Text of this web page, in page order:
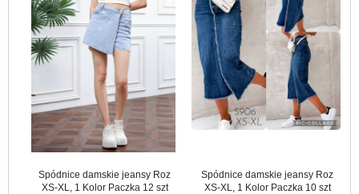
Spódnice damskie jeansy Roz
XS-XL, 1 Kolor Paczka 12 szt
Spódnice damskie jeansy Roz
XS-XL, 1 Kolor Paczka 10 szt